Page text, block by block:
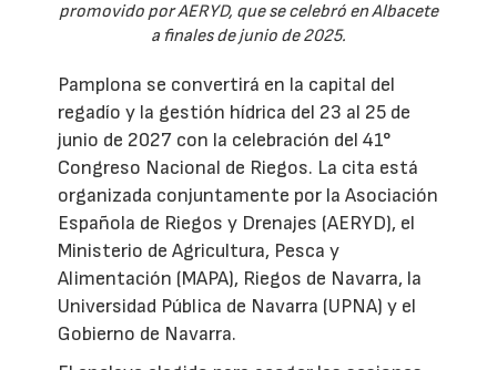
promovido por AERYD, que se celebró en Albacete
a finales de junio de 2025.
Pamplona se convertirá en la capital del
regadío y la gestión hídrica del 23 al 25 de
junio de 2027 con la celebración del 41°
Congreso Nacional de Riegos. La cita está
organizada conjuntamente por la Asociación
Española de Riegos y Drenajes (AERYD), el
Ministerio de Agricultura, Pesca y
Alimentación (MAPA), Riegos de Navarra, la
Universidad Pública de Navarra (UPNA) y el
Gobierno de Navarra.